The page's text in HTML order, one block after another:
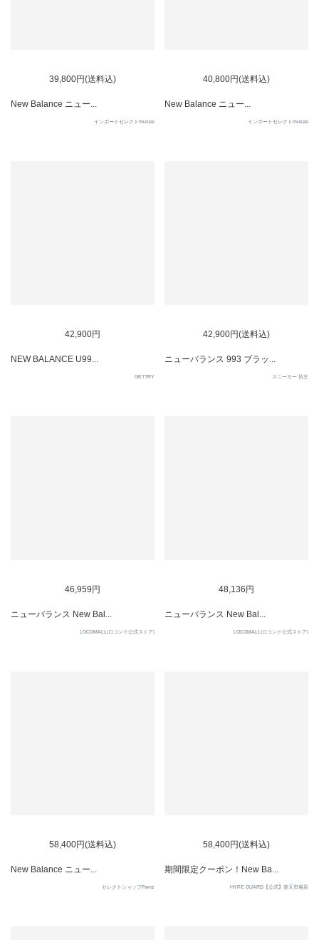
39,800円(送料込)
New Balance ニュー...
インポートセレクトmusee
40,800円(送料込)
New Balance ニュー...
インポートセレクトmusee
42,900円
NEW BALANCE U99...
GETTRY
42,900円(送料込)
ニューバランス 993 ブラッ...
スニーカー 坊主
46,959円
ニューバランス New Bal...
LOCOMALL(ロコンド公式ストア)
48,136円
ニューバランス New Bal...
LOCOMALL(ロコンド公式ストア)
58,400円(送料込)
New Balance ニュー...
セレクトショップFrenz
58,400円(送料込)
期間限定クーポン！New Ba...
HYPE GUARD【公式】楽天市場店